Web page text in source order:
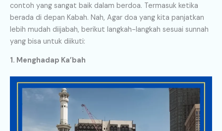
contoh yang sangat baik dalam berdoa. Termasuk ketika
berada di depan Kabah. Nah, Agar doa yang kita panjatkan
lebih mudah diijabah, berikut langkah-langkah sesuai sunnah
yang bisa untuk diikuti:
1. Menghadap Ka’bah